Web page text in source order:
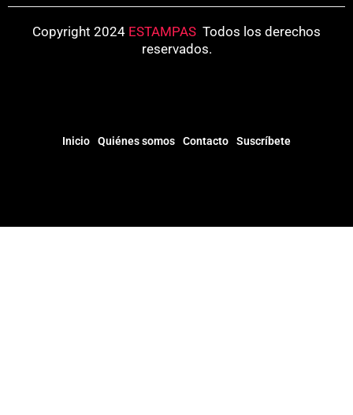
Copyright 2024 ESTAMPAS Todos los derechos
reservados.
Inicio Quiénes somos Contacto Suscríbete